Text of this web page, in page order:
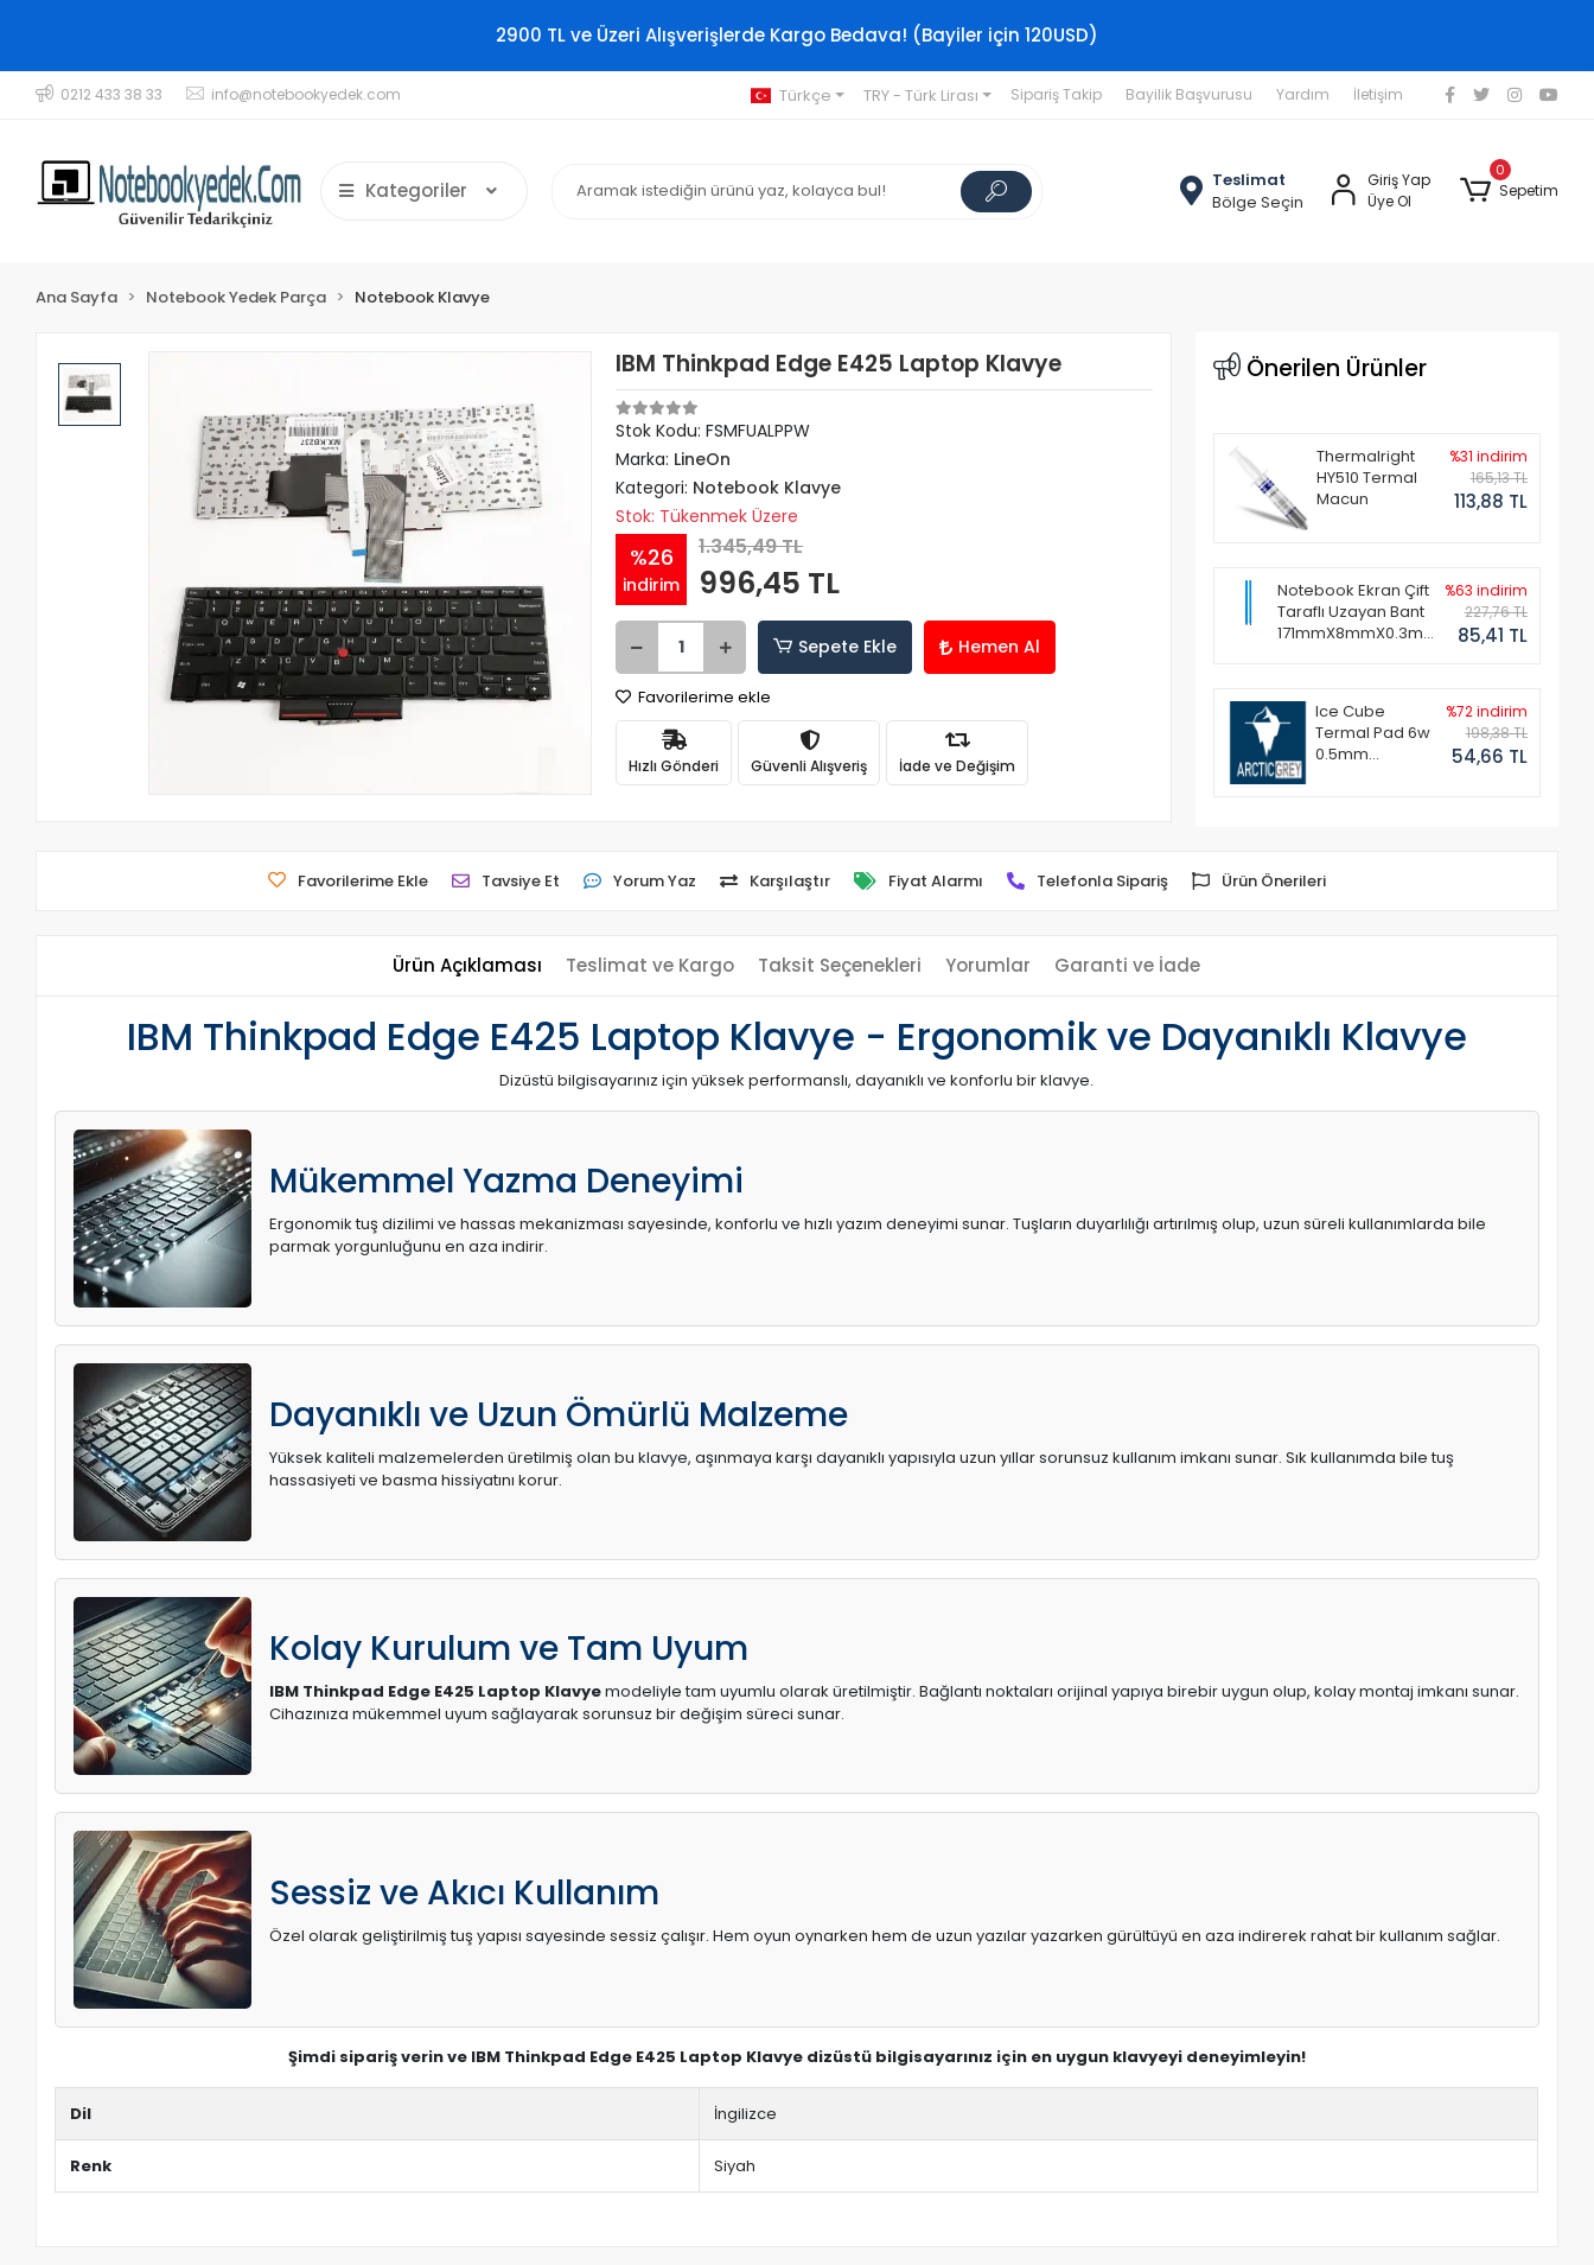
2900 TL ve Üzeri Alışverişlerde Kargo Bedava! (Bayiler için 120USD)
0212 433 38 33 info@notebookyedek.com Türkçe TRY - Türk Lirası Sipariş Takip Bayilik Başvurusu Yardım İletişim
Kategoriler
Teslimat
Bölge Seçin
Giriş Yap
Üye Ol
0
Sepetim
Ana Sayfa Notebook Yedek Parça Notebook Klavye
IBM Thinkpad Edge E425 Laptop Klavye
Stok Kodu: FSMFUALPPW
Marka: LineOn
Kategori: Notebook Klavye
Stok: Tükenmek Üzere
%26
indirim
1.345,49 TL
996,45 TL
Sepete Ekle Hemen Al
Favorilerime ekle
Hızlı Gönderi Güvenli Alışveriş İade ve Değişim
Önerilen Ürünler
Thermalright
HY510 Termal
Macun
%31 indirim
165,13 TL
113,88 TL
Notebook Ekran Çift
Taraflı Uzayan Bant
171mmX8mmX0.3mm
%63 indirim
227,76 TL
85,41 TL
Ice Cube
Termal Pad 6w
0.5mm
%72 indirim
198,38 TL
54,66 TL
Favorilerime Ekle Tavsiye Et Yorum Yaz Karşılaştır Fiyat Alarmı Telefonla Sipariş Ürün Önerileri
Ürün Açıklaması Teslimat ve Kargo Taksit Seçenekleri Yorumlar Garanti ve İade
IBM Thinkpad Edge E425 Laptop Klavye - Ergonomik ve Dayanıklı Klavye
Dizüstü bilgisayarınız için yüksek performanslı, dayanıklı ve konforlu bir klavye.
Mükemmel Yazma Deneyimi
Ergonomik tuş dizilimi ve hassas mekanizması sayesinde, konforlu ve hızlı yazım deneyimi sunar. Tuşların duyarlılığı artırılmış olup, uzun süreli kullanımlarda bile
parmak yorgunluğunu en aza indirir.
Dayanıklı ve Uzun Ömürlü Malzeme
Yüksek kaliteli malzemelerden üretilmiş olan bu klavye, aşınmaya karşı dayanıklı yapısıyla uzun yıllar sorunsuz kullanım imkanı sunar. Sık kullanımda bile tuş
hassasiyeti ve basma hissiyatını korur.
Kolay Kurulum ve Tam Uyum
IBM Thinkpad Edge E425 Laptop Klavyemodeliyle tam uyumlu olarak üretilmiştir. Bağlantı noktaları orijinal yapıya birebir uygun olup, kolay montaj imkanı sunar.
Cihazınıza mükemmel uyum sağlayarak sorunsuz bir değişim süreci sunar.
Sessiz ve Akıcı Kullanım
Özel olarak geliştirilmiş tuş yapısı sayesinde sessiz çalışır. Hem oyun oynarken hem de uzun yazılar yazarken gürültüyü en aza indirerek rahat bir kullanım sağlar.
Şimdi sipariş verin ve IBM Thinkpad Edge E425 Laptop Klavye dizüstü bilgisayarınız için en uygun klavyeyi deneyimleyin!
Dil İngilizce
Renk Siyah